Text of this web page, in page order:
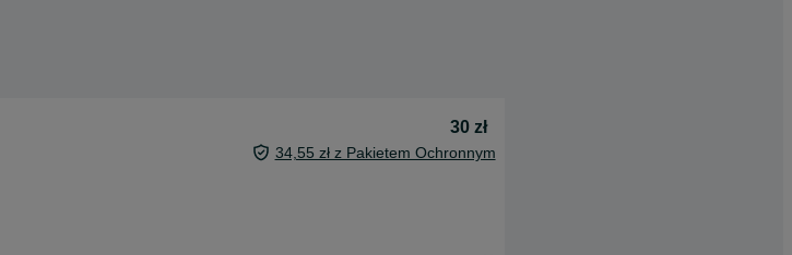
30 zł
34,55 zł z Pakietem Ochronnym